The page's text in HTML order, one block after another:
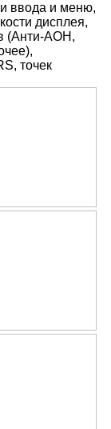
ввода и меню,
дисплея,
(Анти-АОН,
точек